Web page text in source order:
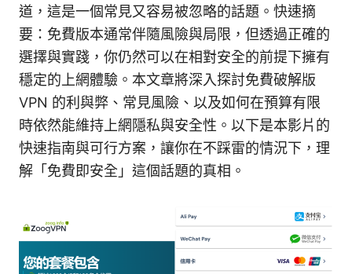
道，這是一個常見又容易被忽略的話題。快速摘
要：免費版本通常伴隨風險與局限，但透過正確的
選擇與實踐，你仍然可以在相對安全的前提下擁有
穩定的上網體驗。本文章將深入探討免費破解版
VPN 的利與弊、常見風險、以及如何在預算有限
時依然能維持上網隱私與安全性。以下是本影片的
快速指南與可行方案，讓你在不踩雷的情況下，理
解「免費即安全」這個話題的真相。